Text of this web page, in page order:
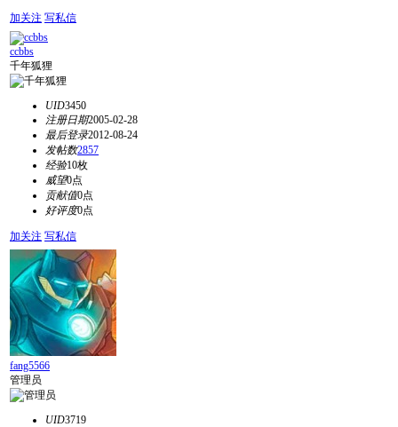
加关注 写私信
ccbbs
千年狐狸
UID3450
注册日期2005-02-28
最后登录2012-08-24
发帖数2857
经验10枚
威望0点
贡献值0点
好评度0点
加关注 写私信
fang5566
管理员
UID3719